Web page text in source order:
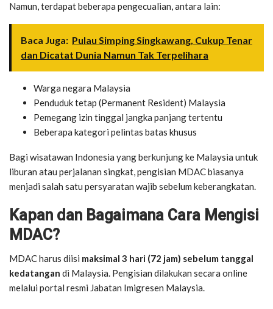
Namun, terdapat beberapa pengecualian, antara lain:
Baca Juga: Pulau Simping Singkawang, Cukup Tenar
dan Dicatat Dunia Namun Tak Terpelihara
Warga negara Malaysia
Penduduk tetap (Permanent Resident) Malaysia
Pemegang izin tinggal jangka panjang tertentu
Beberapa kategori pelintas batas khusus
Bagi wisatawan Indonesia yang berkunjung ke Malaysia untuk
liburan atau perjalanan singkat, pengisian MDAC biasanya
menjadi salah satu persyaratan wajib sebelum keberangkatan.
Kapan dan Bagaimana Cara Mengisi
MDAC?
MDAC harus diisi maksimal 3 hari (72 jam) sebelum tanggal
kedatangan di Malaysia. Pengisian dilakukan secara online
melalui portal resmi Jabatan Imigresen Malaysia.